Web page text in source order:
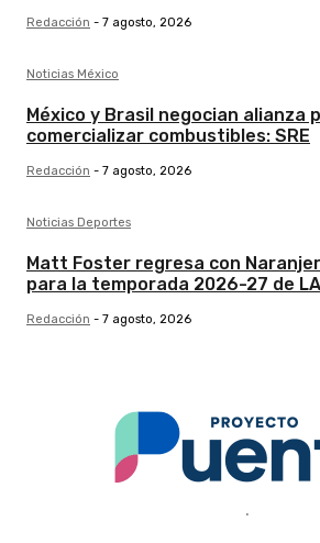
Redacción - 7 agosto, 2026
Noticias México
México y Brasil negocian alianza
comercializar combustibles: SRE
Redacción - 7 agosto, 2026
Noticias Deportes
Matt Foster regresa con
para la temporada 2026-27 de
Redacción - 7 agosto, 2026
.